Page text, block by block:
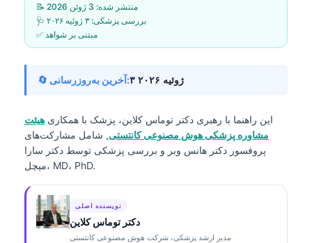
📝 منتشر شده: 3 ژوئن 2026
🩺 بررسی پزشکی: ۳ ژوئیه ۲۰۲۶
✅ مبتنی بر شواهد
🔄 آخرین به‌روزرسانی: ۳ ژوئیه ۲۰۲۶
این راهنما با رهبری دکتر توماس کلاین، پزشک با همکاری هیئت
مشاوره پزشکی هوش مصنوعی کانتستی, شامل مشارکت‌های
پروفسور دکتر هانس وبر و بررسی پزشکی توسط دکتر سارا
میچل، MD، PhD.
نویسنده اصلی
دکتر توماس کلاین
مدیر ارشد پزشکی، شرکت هوش مصنوعی کانتستی